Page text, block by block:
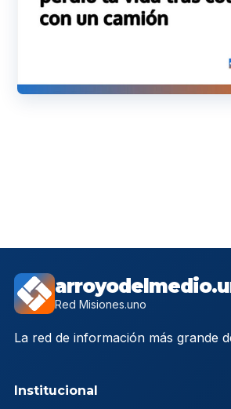
Red Misiones.uno
La red de información más grande
Institucional